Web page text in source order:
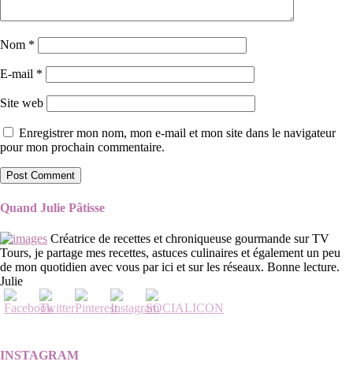
Nom *
E-mail *
Site web
Enregistrer mon nom, mon e-mail et mon site dans le navigateur
pour mon prochain commentaire.
Quand Julie Pâtisse
Créatrice de recettes et chroniqueuse gourmande sur TV
Tours, je partage mes recettes, astuces culinaires et également un peu
de mon quotidien avec vous par ici et sur les réseaux. Bonne lecture.
Julie
INSTAGRAM